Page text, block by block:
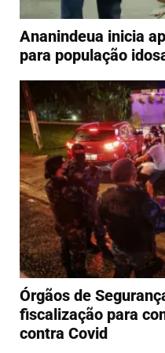
Ananindeua inicia
para população
Órgãos de
fiscalização para
contra Covid